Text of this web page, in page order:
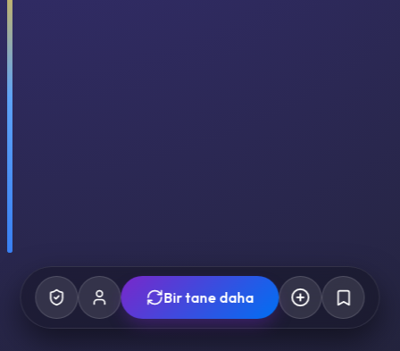
Bir tane daha